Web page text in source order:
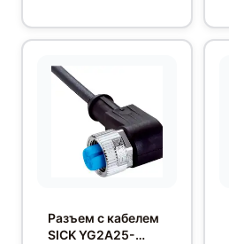
Разъем с кабелем
SICK YG2A25-